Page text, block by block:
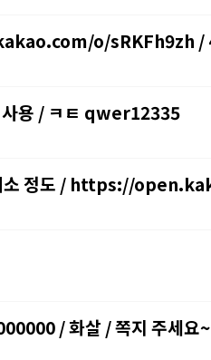
o/sRKFh9zh /
용 / ㅋㅌ qwer12335
소 정도 / https://
/ 화살 / 쪽지 주세요